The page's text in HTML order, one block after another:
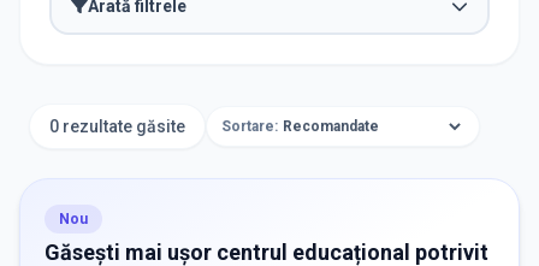
Arată filtrele
0 rezultate găsite Sortare:
Nou
Găsești mai ușor centrul educațional potrivit